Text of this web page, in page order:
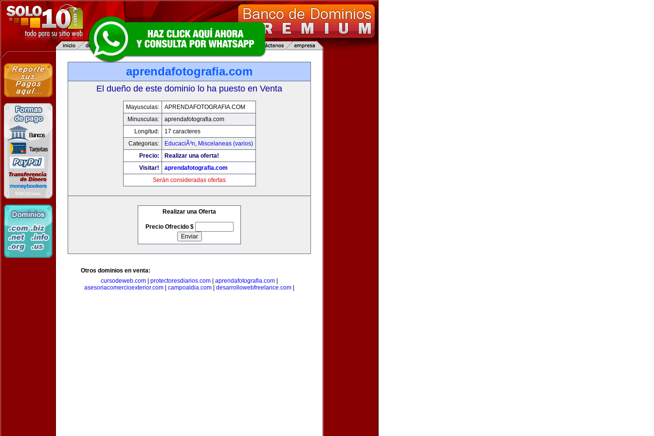
aprendafotografia.com
El dueño de este dominio lo ha puesto en Venta
Mayusculas:
APRENDAFOTOGRAFIA.COM
Minusculas:
aprendafotografia.com
Longitud:
17 caracteres
Categorias:
EducaciÃ³n, Miscelaneas (varios)
Precio:
Realizar una oferta!
Visitar!
aprendafotografia.com
Serán consideradas ofertas
Realizar una Oferta
Precio Ofrecido $
Otros dominios en venta:
cursodeweb.com
protectoresdiarios.com aprendafotografia.com
asesoriacomercioexterior.com
campoaldia.com desarrollowebfreelance.com